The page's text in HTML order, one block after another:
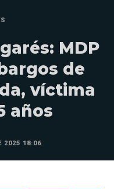
MDP
de
víctima
años
2025 18:06